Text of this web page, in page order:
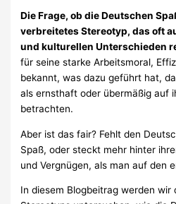
Die Frage, ob die Deutschen
verbreitetes Stereotyp, das oft
und kulturellen Unterschieden
für seine starke Arbeitsmoral,
bekannt, was dazu geführt hat,
als ernsthaft oder übermäßig auf
betrachten.
Aber ist das fair? Fehlt den
Spaß, oder steckt mehr hinter
und Vergnügen, als man auf den
In diesem Blogbeitrag werden wir